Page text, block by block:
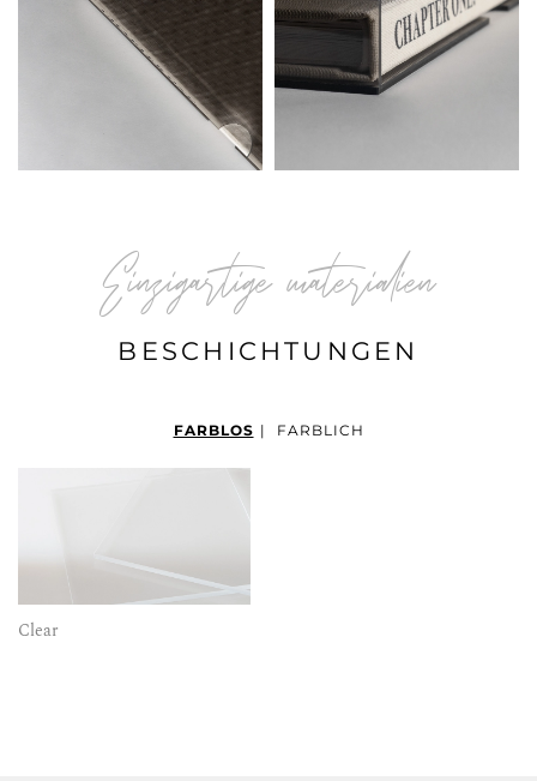
Einzigartige materialien
BESCHICHTUNGEN
FARBLOS | FARBLICH
Clear